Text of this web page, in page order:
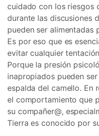
cuidado con los riesgos
durante las discusiones
pueden ser alimentadas
Es por eso que es
evitar cualquier
Porque la presión
inapropiados pueden
espalda del camello. En
el comportamiento que
su compañer@,
Tierra es conocido por